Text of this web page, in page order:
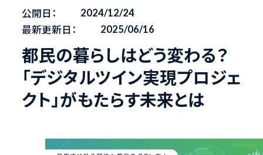
公開日： 2024/12/24
最新更新日： 2025/06/16
都民の暮らしはどう変わる？
「デジタルツイン実現プロジェ
クト」がもたらす未来とは